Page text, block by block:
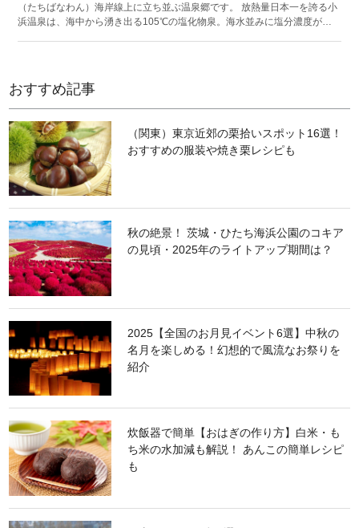
（たちばなわん）海岸線上に立ち並ぶ温泉郷です。 放熱量日本一を誇る小
浜温泉は、海中から湧き出る105℃の塩化物泉。海水並みに塩分濃度が高
もの源泉を持つ小浜温泉を存分に満喫しましょう。夕刻には波の穏やかな
橘湾から夕日の絶景が展望でき、温泉と共に日常の疲れを洗い流してくれ
ますよ。 数ある入浴施設の中でも有名なのが、源泉温度の105℃から由来
する足湯施設「ほっとふっと105」。日本一長い足湯として知られていま
す。温泉と共に楽しみたい地元グルメとしては、魚介出汁に海鮮の具がた
っぷり入った小浜ちゃんぽんが人気。ほとんどのお寿司屋さんに小浜ちゃ
んぽんと握り寿司のセットが用意されているほど、小浜で愛される逸品で
す。
おすすめ記事
（関東）東京近郊の栗拾いスポット16選！
おすすめの服装や焼き栗レシピも
秋の絶景！ 茨城・ひたち海浜公園のコキア
の見頃・2025年のライトアップ期間は？
2025【全国のお月見イベント6選】中秋の
名月を楽しめる！幻想的で風流なお祭りを
紹介
炊飯器で簡単【おはぎの作り方】白米・も
ち米の水加減も解説！ あんこの簡単レシピ
も